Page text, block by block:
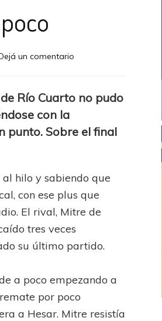
un comentarioen
a
Río Cuarto no pudo
con la
punto. Sobre el final
hilo y sabiendo que
con ese plus que
El rival, Mitre de
tres veces
su último partido.
a poco empezando a
por poco
a Hesar. Mitre resistía